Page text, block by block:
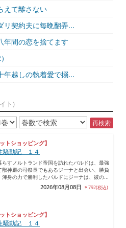
えて離さない
リ契約夫に毎晩翻弄...
年間の恋を捨てます
年越しの執着愛で搦...
ト)
再検索
トショッピング】
騒動記 １４
らすノルトランド帝国を訪れたバルドは、最強
獣神殿の司祭長でもあるジーナと出会い、勝負
渾身の力で勝利したバルドにジーナは、彼の...
2026年08月08日 ￥792(税込)
トショッピング】
騒動記 １４